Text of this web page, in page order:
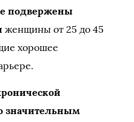
подвержены
женщины от 25 до 45
хорошее
значительным